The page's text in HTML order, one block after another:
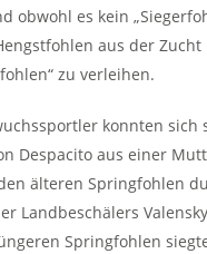
obwohl es kein
aus der
zu verleihen.
konnten
Despacito aus einer
älteren Springfohlen
Landbeschälers
Springfohlen